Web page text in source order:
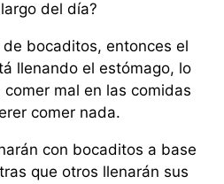
del día?
bocaditos, entonces el
llenando el estómago, lo
mal en las comidas
comer nada.
con bocaditos a base
que otros llenarán sus